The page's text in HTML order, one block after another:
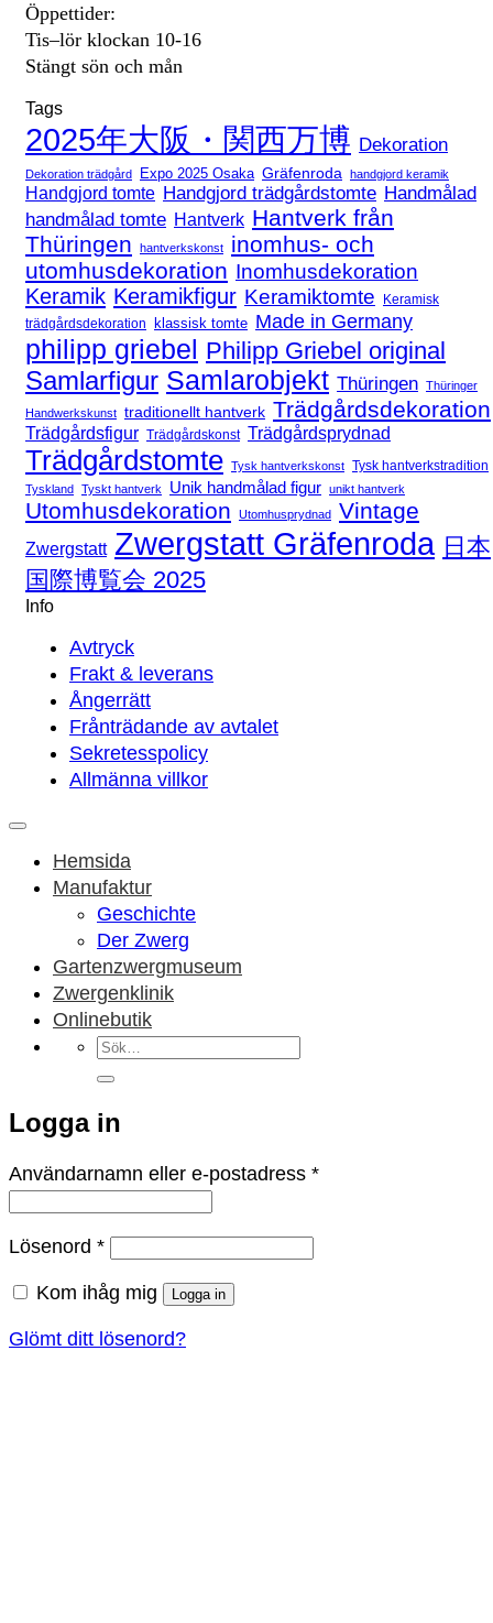
Öppettider:
Tis–lör klockan 10-16
Stängt sön och mån
Tags
2025年大阪・関西万博 Dekoration
Dekoration trädgård Expo 2025 Osaka Gräfenroda handgjord keramik
Handgjord tomte Handgjord trädgårdstomte Handmålad
handmålad tomte Hantverk Hantverk från
Thüringen
hantverkskonst
inomhus- och
utomhusdekoration Inomhusdekoration
Keramik Keramikfigur Keramiktomte
Keramisk
trädgårdsdekoration klassisk tomte Made in Germany
philipp griebel Philipp Griebel original
Samlarfigur Samlarobjekt Thüringen Thüringer
Handwerkskunst traditionellt hantverk Trädgårdsdekoration
Trädgårdsfigur Trädgårdskonst Trädgårdsprydnad
Trädgårdstomte Tysk hantverkskonst Tysk hantverkstradition
Tyskland Tyskt hantverk Unik handmålad figur unikt hantverk
Utomhusdekoration Utomhusprydnad Vintage
Zwergstatt Zwergstatt Gräfenroda 日本
国際博覧会 2025
Info
Avtryck
Frakt & leverans
Ångerrätt
Frånträdande av avtalet
Sekretesspolicy
Allmänna villkor
Hemsida
Manufaktur
Geschichte
Der Zwerg
Gartenzwergmuseum
Zwergenklinik
Onlinebutik
Sök
efter:
Logga in
Användarnamn eller e-postadress *Obligatoriskt
Lösenord *Obligatoriskt
Kom ihåg mig Logga in
Glömt ditt lösenord?